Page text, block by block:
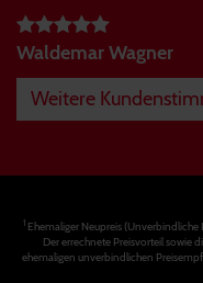
Waldemar Wagner
Weitere
1Ehemaliger Neupreis (Unverbindliche
Der errechnete Preisvorteil sowie
ehemaligen unverbindlichen